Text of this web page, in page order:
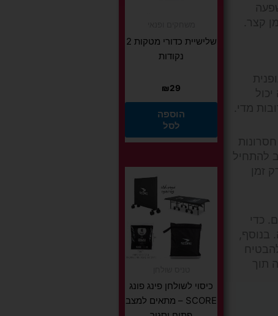
קצר.
מדי.
להתחיל
זמן
כדי
בנוסף,
תוך
שלישיית כדורי מטקות 2
נקודות
₪29
הוספה
לסל
כיסוי לשולחן פינג פונג
SCORE – מתאים למצב